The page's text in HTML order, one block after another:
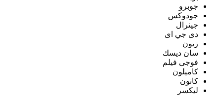
جوبرو
جودوكس
جينرال
دى جي اى
زيون
سان ديسك
فوجى فيلم
كاميلون
كانون
ليكسر